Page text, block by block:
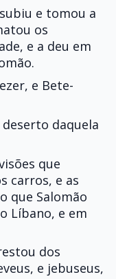
e tomou a
os
e a deu em
e Bete-
daquela
que
carros, e as
que Salomão
Líbano, e em
dos
e jebuseus,